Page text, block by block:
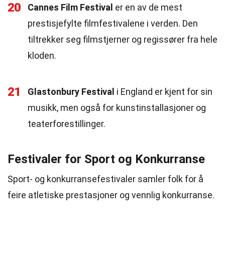
20 Cannes Film Festival er en av de mest
prestisjefylte filmfestivalene i verden. Den
tiltrekker seg filmstjerner og regissører fra hele
kloden.
21 Glastonbury Festival i England er kjent for sin
musikk, men også for kunstinstallasjoner og
teaterforestillinger.
Festivaler for Sport og Konkurranse
Sport- og konkurransefestivaler samler folk for å
feire atletiske prestasjoner og vennlig konkurranse.